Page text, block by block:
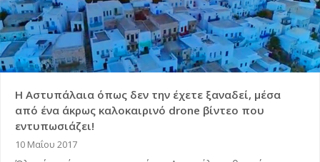
Η Αστυπάλαια όπως δεν την έχετε ξαναδεί, μέσα
από ένα άκρως καλοκαιρινό drone βίντεο που
εντυπωσιάζει!
10 Μαΐου 2017